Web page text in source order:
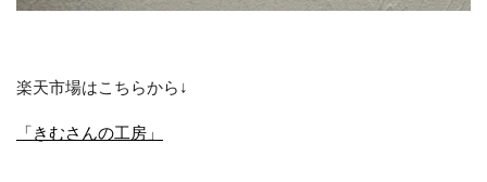
楽天市場はこちらから↓
「きむさんの工房」